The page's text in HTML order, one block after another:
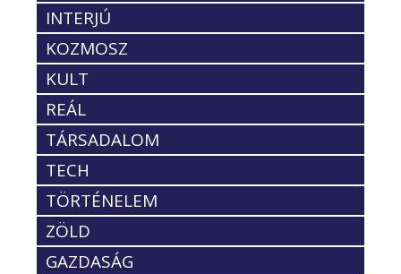
INTERJÚ
KOZMOSZ
KULT
REÁL
TÁRSADALOM
TECH
TÖRTÉNELEM
ZÖLD
GAZDASÁG